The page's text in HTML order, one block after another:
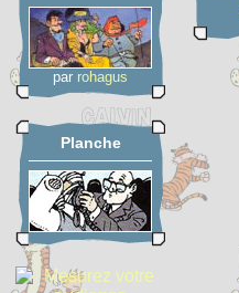
par rohagus
Planche